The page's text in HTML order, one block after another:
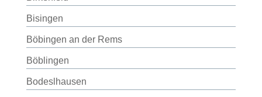
Bisingen
Böbingen an der Rems
Böblingen
Bodeslhausen